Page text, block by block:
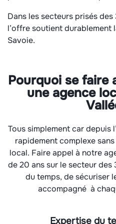
Dans les secteurs prisés
l’offre soutient durablement
Savoie.
Pourquoi se faire
une agence
Tous simplement car depuis
rapidement complexe
local. Faire appel à notre
de 20 ans sur le secteur
du temps, de sécuriser
accompagné à
Expertise du